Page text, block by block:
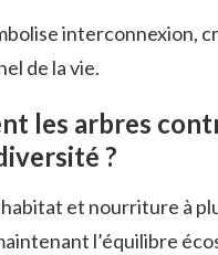
interconnexion,
de la vie.
les arbres
?
et nourriture à
l’équilibre